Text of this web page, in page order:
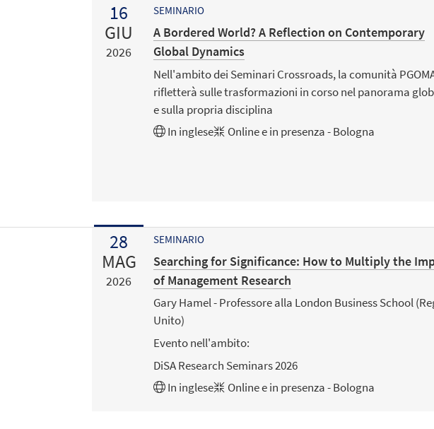
16
GIU
2026
SEMINARIO
A Bordered World? A Reflection on Contemporary
Global Dynamics
Nell'ambito dei Seminari Crossroads, la comunità
rifletterà sulle trasformazioni in corso nel panorama
e sulla propria disciplina
In inglese Online e in presenza - Bologna
28
MAG
2026
SEMINARIO
Searching for Significance: How to Multiply the
of Management Research
Gary Hamel - Professore alla London Business School
Unito)
Evento nell'ambito:
DiSA Research Seminars 2026
In inglese Online e in presenza - Bologna